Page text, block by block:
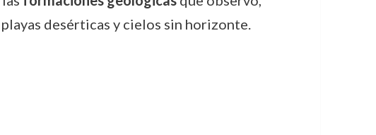
desérticas y cielos sin horizonte.